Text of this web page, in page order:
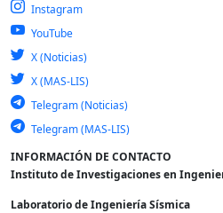
Instagram
YouTube
X (Noticias)
X (MAS-LIS)
Telegram (Noticias)
Telegram (MAS-LIS)
INFORMACIÓN DE CONTACTO
Instituto de Investigaciones en
Laboratorio de Ingeniería Sísmica